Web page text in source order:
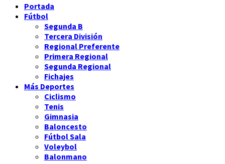
Portada
Fútbol
Segunda B
Tercera División
Regional Preferente
Primera Regional
Segunda Regional
Fichajes
Más Deportes
Ciclismo
Tenis
Gimnasia
Baloncesto
Fútbol Sala
Voleybol
Balonmano